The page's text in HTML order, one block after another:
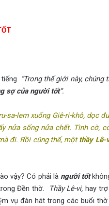
“Trong thế giới này,
sợ của người tốt“.
sa-lem xuống Giê-ri-khô, dọc
nửa sống nửa chết. Tình cờ,
đi. Rồi cũng thế, mộtthầy Lê-
vậy? Có phải là người tốt
Đền thờ.
Thầy Lê-vi­,hay
vụ đàn hát trong các buổi